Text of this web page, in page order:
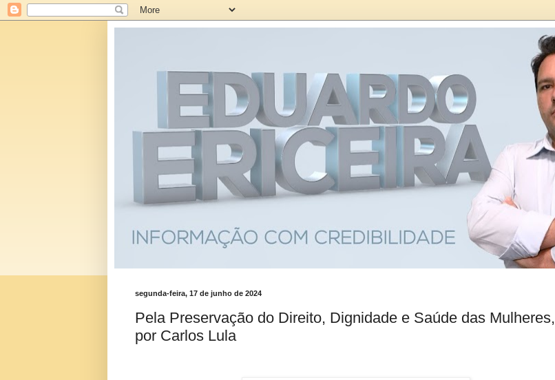
segunda-feira, 17 de junho de 2024
Pela Preservação do Direito, Dignidade e Saúde das Mulheres,
por Carlos Lula